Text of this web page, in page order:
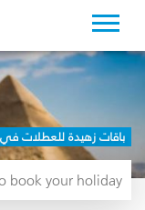
باقات زهيدة للعطلات في